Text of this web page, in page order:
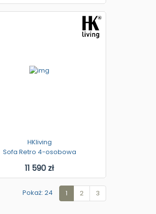
HKliving
Sofa Retro 4-osobowa
11 590 zł
Pokaż: 24 1 2 3